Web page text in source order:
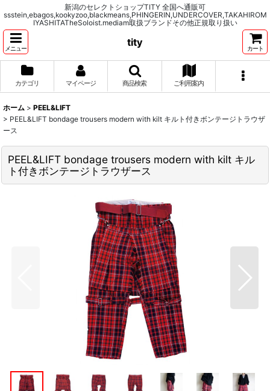
新潟のセレクトショップTITY 全国へ通販可
ssstein,ebagos,kookyzoo,blackmeans,PHINGERIN,UNDERCOVER,TAKAHIROM
IYASHITATheSoloist.mediam取扱ブランドその他正規取り扱い
メニュー
tity
カート
カテゴリ マイページ 商品検索 ご利用案内
ホーム > PEEL&LIFT
> PEEL&LIFT bondage trousers modern with kilt キルト付きボンテージトラウザ
ース
PEEL&LIFT bondage trousers modern with kilt キル
ト付きボンテージトラウザース